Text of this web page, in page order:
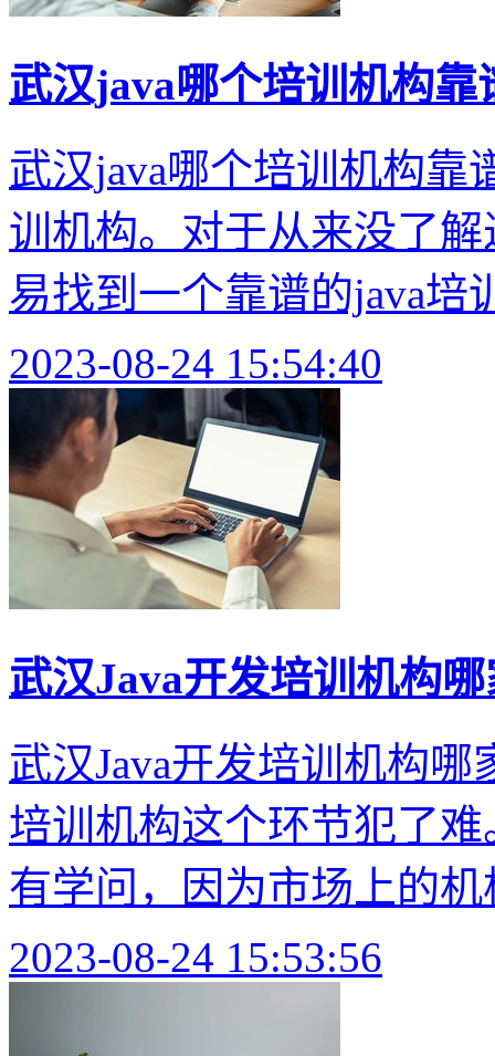
武汉java哪个培训机构靠
武汉java哪个培训机构靠
训机构。对于从来没了
易找到一个靠谱的java培
2023-08-24 15:54:40
武汉Java开发培训机构
武汉Java开发培训机构
培训机构这个环节犯了
有学问，因为市场上的
2023-08-24 15:53:56